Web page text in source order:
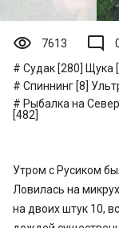
visibility 7613 mode_comment
Судак [280] Щука
Спиннинг [8]
Рыбалка на
[482]
Утром с Русиком
Ловилась на
на двоих штук 10,